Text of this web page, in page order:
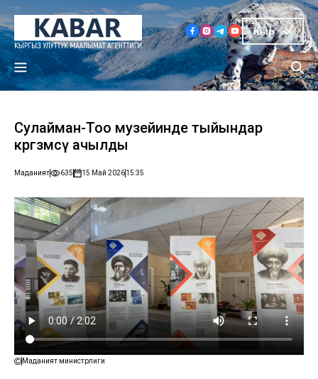
Кыр
Сулайман-Тоо музейинде тыйындар
көргөзмөсү ачылды
Маданият 635 15 Май 202615:35
Маданият министрлиги